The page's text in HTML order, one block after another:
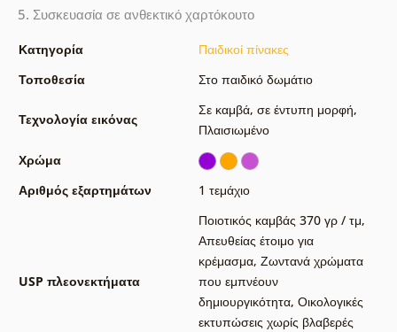
5. Συσκευασία σε ανθεκτικό χαρτόκουτο
Κατηγορία
Παιδικοί πίνακες
Τοποθεσία
Στο παιδικό δωμάτιο
Τεχνολογία εικόνας
Σε καμβά, σε έντυπη μορφή,
Πλαισιωμένο
Χρώμα
Αριθμός εξαρτημάτων
1 τεμάχιο
USP πλεονεκτήματα
Ποιοτικός καμβάς 370 γρ / τμ,
Απευθείας έτοιμο για
κρέμασμα, Ζωντανά χρώματα
που εμπνέουν
δημιουργικότητα, Οικολογικές
εκτυπώσεις χωρίς βλαβερές